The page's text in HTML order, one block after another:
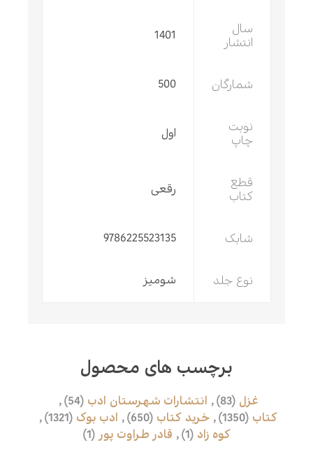
سال
انتشار
1401
شمارگان 500
نوبت
چاپ
اول
قطع
کتاب
رقعی
شابک 9786225523135
نوع جلد شومیز
برچسب های محصول
غزل (83)
, انتشارات شهرستان ادب (54)
,
کتاب (1350)
, خرید کتاب (650)
, ادب بوک (1321)
,
کوه زاد (1)
, قادر طراوت پور (1)